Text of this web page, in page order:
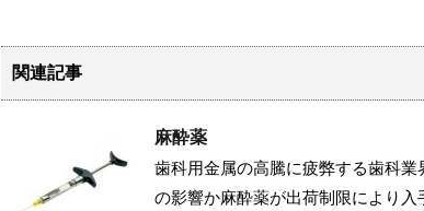
関連記事
麻酔薬
歯科用金属の高騰に疲弊する歯科
の影響か麻酔薬が出荷制限により入